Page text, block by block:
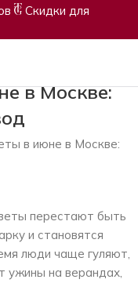
Скидки для
в Москве:
в июне в Москве:
перестают быть
и становятся
люди чаще гуляют,
ужины на верандах,